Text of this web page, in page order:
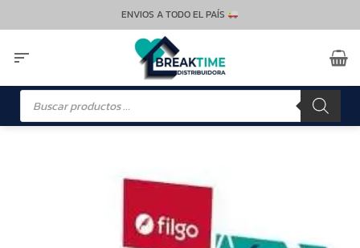
al
contenido
ENVIOS A TODO EL PAÍS
Búsqueda
productos